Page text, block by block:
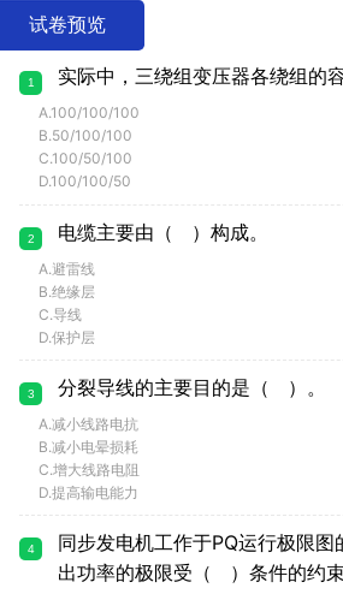
试卷预览
1 实际中，三绕组变压器各绕组的
A.100/100/100
B.50/100/100
C.100/50/100
D.100/100/50
2 电缆主要由（ ）构成。
A.避雷线
B.绝缘层
C.导线
D.保护层
3 分裂导线的主要目的是（ ）。
A.减小线路电抗
B.减小电晕损耗
C.增大线路电阻
D.提高输电能力
4
同步发电机工作于PQ运行极限图
出功率的极限受（ ）条件的约束